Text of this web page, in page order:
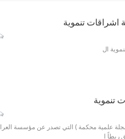
اشراقات تنموية
ال
تنموية
علمية محكمة ) التي تصدر عن مؤسسة
ربطاً ا